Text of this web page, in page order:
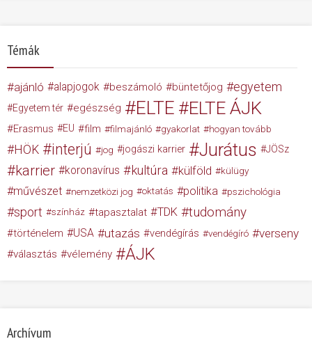
Témák
ajánló alapjogok beszámoló büntetőjog egyetem
Egyetem tér egészség ELTE ELTE ÁJK
Erasmus EU film filmajánló gyakorlat hogyan tovább
HÖK interjú jog jogászi karrier Jurátus JÖSz
karrier koronavírus kultúra külföld külügy
művészet nemzetközi jog oktatás politika pszichológia
sport színház tapasztalat TDK tudomány
történelem USA utazás vendégírás vendégíró verseny
választás vélemény ÁJK
Archívum